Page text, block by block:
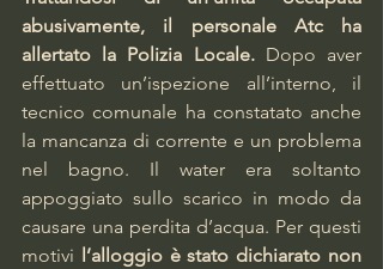
abusivamente, il personale Atc ha
allertato la Polizia Locale. Dopo aver
effettuato un’ispezione all’interno, il
tecnico comunale ha constatato anche
la mancanza di corrente e un problema
nel bagno. Il water era soltanto
appoggiato sullo scarico in modo da
causare una perdita d’acqua. Per questi
motivi
l’alloggio è stato dichiarato non